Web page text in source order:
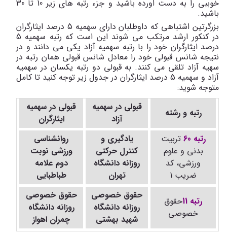
خوببی را به دست اورده باشید و جزء رتبه های زیر 10 تا 30
باشید.
بزرگرتین اشتباهی که داوطلبان دارای سهمیه 5 درصد ایثارگران
در کنکور ارشد مرتکب می شوند این است که رتبه سهمیه 5
درصد ایثارگران خود را با رتبه سهمیه آزاد یکی می دانند و در
نتیجه شانس قبولی خود را معادل شانس قبولی همان رتبه در
سهیه آزاد تلقی می کنند. به قبولی دو رتبه یکسان در سهمیه
آزاد و سهمیه 5 درصد ایثارگران در جدول زیر توجه کنید تا کامل
متوجه شوید:
رتبه و رشته
قبولی در سهمیه
آزاد
قبولی در سهمیه
ایثارگران
رتبه 60
تربیت
بدنی و علوم
ورزشی، کد
ضریب 1
یادگیری و
کنترل حرکتی
روزانه دانشگاه
تهران
روانشناسی
ورزشی نوبت
دوم علامه
طباطبایی
رتبه 11
حقوق
خصوصی
حقوق خصوصی
روزانه دانشگاه
شهید بهشتی
حقوق خصوصی
روزانه دانشگاه
چمران اهواز